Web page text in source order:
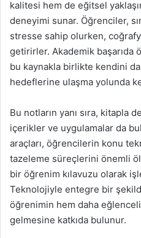
kalitesi hem de eğitsel
deneyimi sunar. Öğrenciler,
stresse sahip olurken,
getirirler. Akademik başarıda
bu kaynakla birlikte kendini
hedeflerine ulaşma yolunda
Bu notların yanı sıra, kitapla
içerikler ve uygulamalar da
araçları, öğrencilerin konu
tazeleme süreçlerini önemli
bir öğrenim kılavuzu olarak
Teknolojiyle entegre bir
öğrenimin hem daha
gelmesine katkıda bulunur.